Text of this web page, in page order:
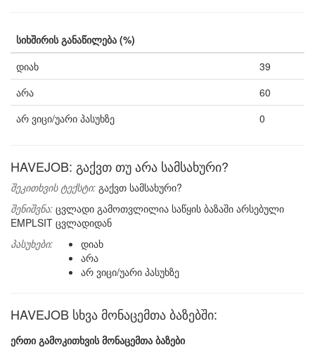
სიხშირის განაწილება (%)
დიახ
39
არა
60
არ ვიცი/უარი პასუხზე
0
HAVEJOB: გაქვთ თუ არა სამსახური?
შეკითხვის ტექსტი: გაქვთ სამსახური?
შენიშვნა: ცვლადი გამოთვლილია საწყის ბაზაში არსებული
EMPLSIT ცვლადიდან
პასუხები:
დიახ
არა
არ ვიცი/უარი პასუხზე
HAVEJOB სხვა მონაცემთა ბაზებში:
ერთი გამოკითხვის მონაცემთა ბაზები